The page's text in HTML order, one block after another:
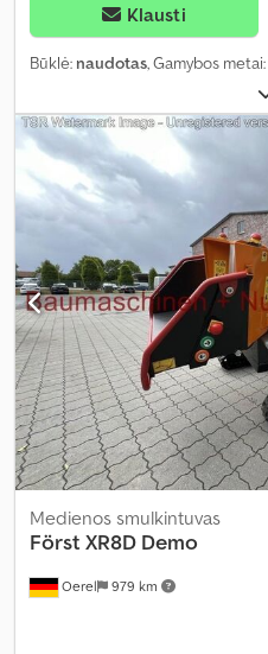
Klausti
Būklė: naudotas, Gamybos metai:
Oerel 979 km
Medienos smulkintuvas
Först XR8D Demo